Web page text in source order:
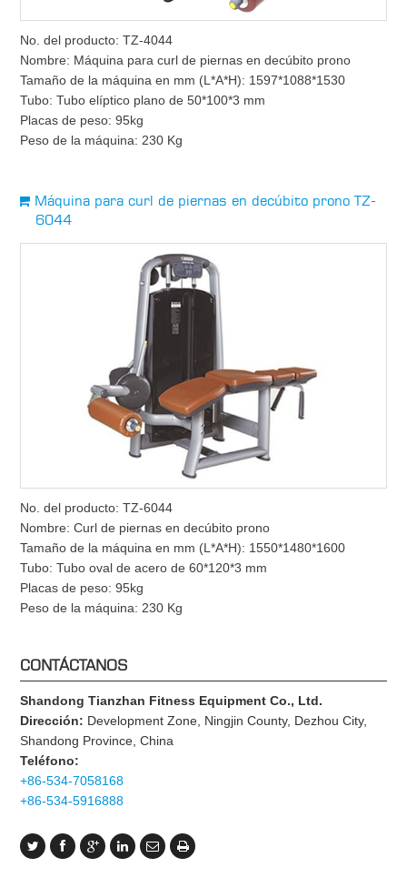
No. del producto: TZ-4044
Nombre: Máquina para curl de piernas en decúbito prono
Tamaño de la máquina en mm (L*A*H): 1597*1088*1530
Tubo: Tubo elíptico plano de 50*100*3 mm
Placas de peso: 95kg
Peso de la máquina: 230 Kg
Máquina para curl de piernas en decúbito prono TZ-
6044
No. del producto: TZ-6044
Nombre: Curl de piernas en decúbito prono
Tamaño de la máquina en mm (L*A*H): 1550*1480*1600
Tubo: Tubo oval de acero de 60*120*3 mm
Placas de peso: 95kg
Peso de la máquina: 230 Kg
CONTÁCTANOS
Shandong Tianzhan Fitness Equipment Co., Ltd.
Dirección: Development Zone, Ningjin County, Dezhou City,
Shandong Province, China
Teléfono:
+86-534-7058168
+86-534-5916888